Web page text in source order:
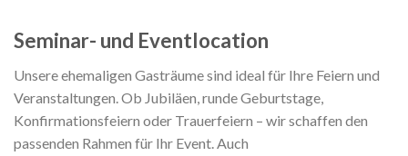
Seminar- und Eventlocation
Unsere ehemaligen Gasträume sind ideal für Ihre Feiern und
Veranstaltungen. Ob Jubiläen, runde Geburtstage,
Konfirmationsfeiern oder Trauerfeiern – wir schaffen den
passenden Rahmen für Ihr Event. Auch